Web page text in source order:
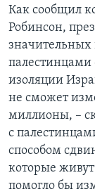
Как сообщил
Робинсон,
значительных
изоляции
не сможет
миллионы, –
с
способом
которые
помогло бы